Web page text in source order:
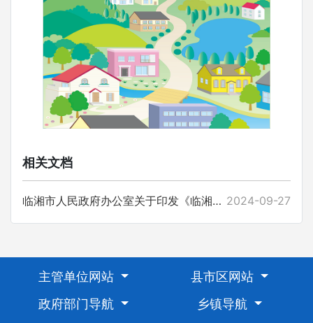
相关文档
临湘市人民政府办公室关于印发《临湘市重污染天气应急预案》的通知 2024-09-27
主管单位网站
县市区网站
政府部门导航
乡镇导航